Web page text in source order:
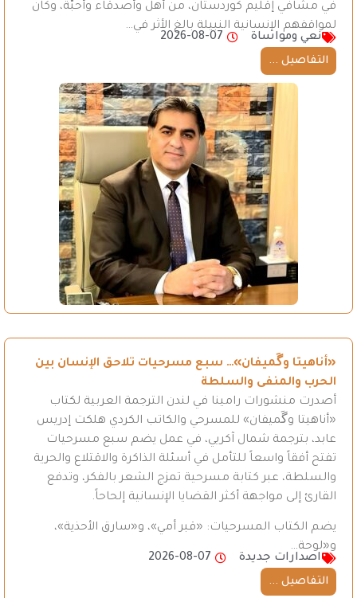
في مشافي إقليم كوردستان، من أهل وأصدقاء وأحبّة، وكان
لمواقفهم الإنسانية النبيلة بالغ الأثر في…
نعي ومواساة
2026-08-07
التفاصيل ...
«أناهيتا وگَميفان»… سبع مسرحيات تلاحق الإنسان بين
الحرب والمنفى والسلطة
أصدرت منشورات رامينا في لندن الترجمة العربية لكتاب
«أناهيتا وگَميفان» للمسرحي والكاتب الكردي هلكت إدريس
عابد، بترجمة شمال آكريي، في عمل يضم سبع مسرحيات
تفتح أفقاً واسعاً للتأمل في أسئلة الذاكرة والاقتلاع والحرية
والسلطة، عبر كتابة مسرحية تمزج الشعر بالفكر، وتدفع
القارئ إلى مواجهة أكثر القضايا الإنسانية إلحاحاً.
يضم الكتاب المسرحيات: «قبر أمي»، و«سارق الأحذية»،
و«لوحة…
اصدارات جديدة
2026-08-07
التفاصيل ...